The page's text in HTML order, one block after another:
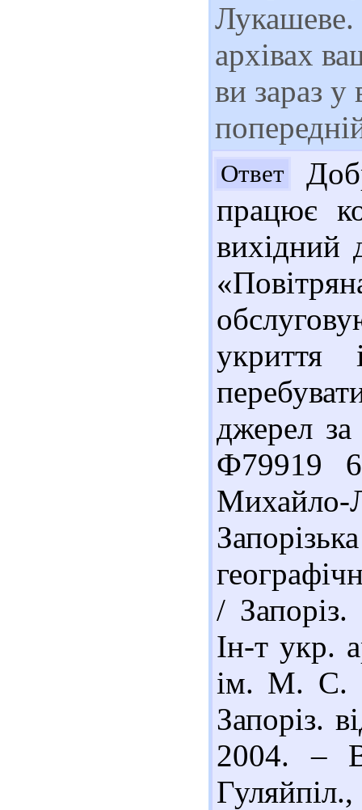
архівах
ви зараз у
Ответ
працює
вихідний
джерел
Ф79919
/
Ін-т укр.
ім. М. С.
Запоріз.
2004. –